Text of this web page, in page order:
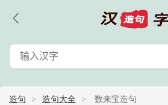
造句 造句大全 数来宝造句